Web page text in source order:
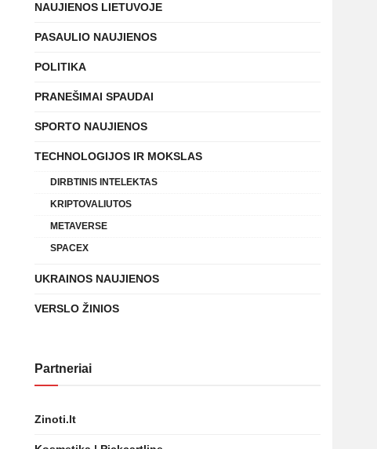
NAUJIENOS LIETUVOJE
PASAULIO NAUJIENOS
POLITIKA
PRANEŠIMAI SPAUDAI
SPORTO NAUJIENOS
TECHNOLOGIJOS IR MOKSLAS
DIRBTINIS INTELEKTAS
KRIPTOVALIUTOS
METAVERSE
SPACEX
UKRAINOS NAUJIENOS
VERSLO ŽINIOS
Partneriai
Zinoti.lt